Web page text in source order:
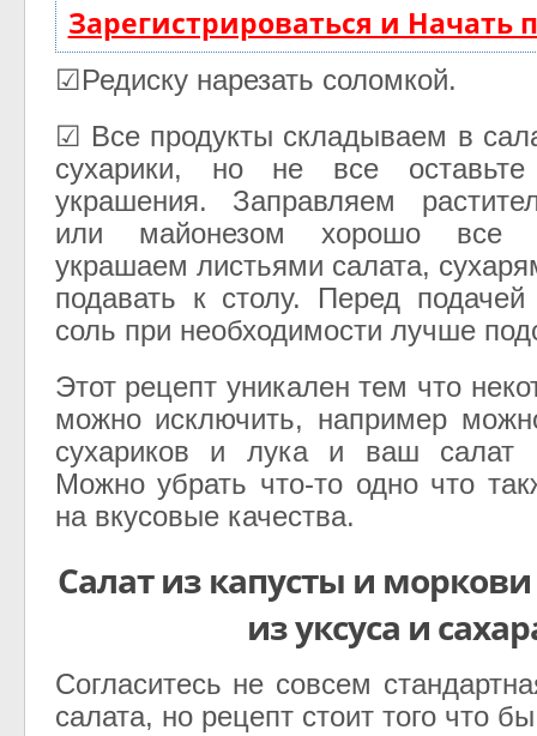
Зарегистрироваться и Начать
☑Редиску нарезать соломкой.
☑ Все продукты складываем в
сухарики, но не все
украшения. Заправляем
или майонезом хорошо все
украшаем листьями салата,
подавать к столу. Перед
соль при необходимости лучше
Этот рецепт уникален тем что
можно исключить, например
сухариков и лука и ваш салат
Можно убрать что-то одно что
на вкусовые качества.
Салат из капусты и
из уксуса и
Согласитесь не совсем
салата, но рецепт стоит того что